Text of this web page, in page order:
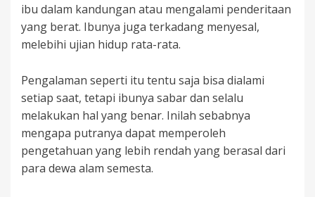
ibu dalam kandungan atau mengalami penderitaan
yang berat. Ibunya juga terkadang menyesal,
melebihi ujian hidup rata-rata.
Pengalaman seperti itu tentu saja bisa dialami
setiap saat, tetapi ibunya sabar dan selalu
melakukan hal yang benar. Inilah sebabnya
mengapa putranya dapat memperoleh
pengetahuan yang lebih rendah yang berasal dari
para dewa alam semesta.